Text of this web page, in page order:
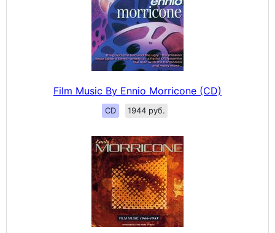
Film Music By Ennio Morricone (CD)
CD 1944 руб.